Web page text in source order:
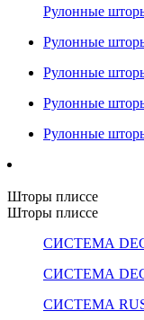
Рулонные
Рулонные
Рулонные
Рулонные
Рулонные
Шторы плиссе
Шторы плиссе
СИСТЕМА
СИСТЕМА
СИСТЕМА